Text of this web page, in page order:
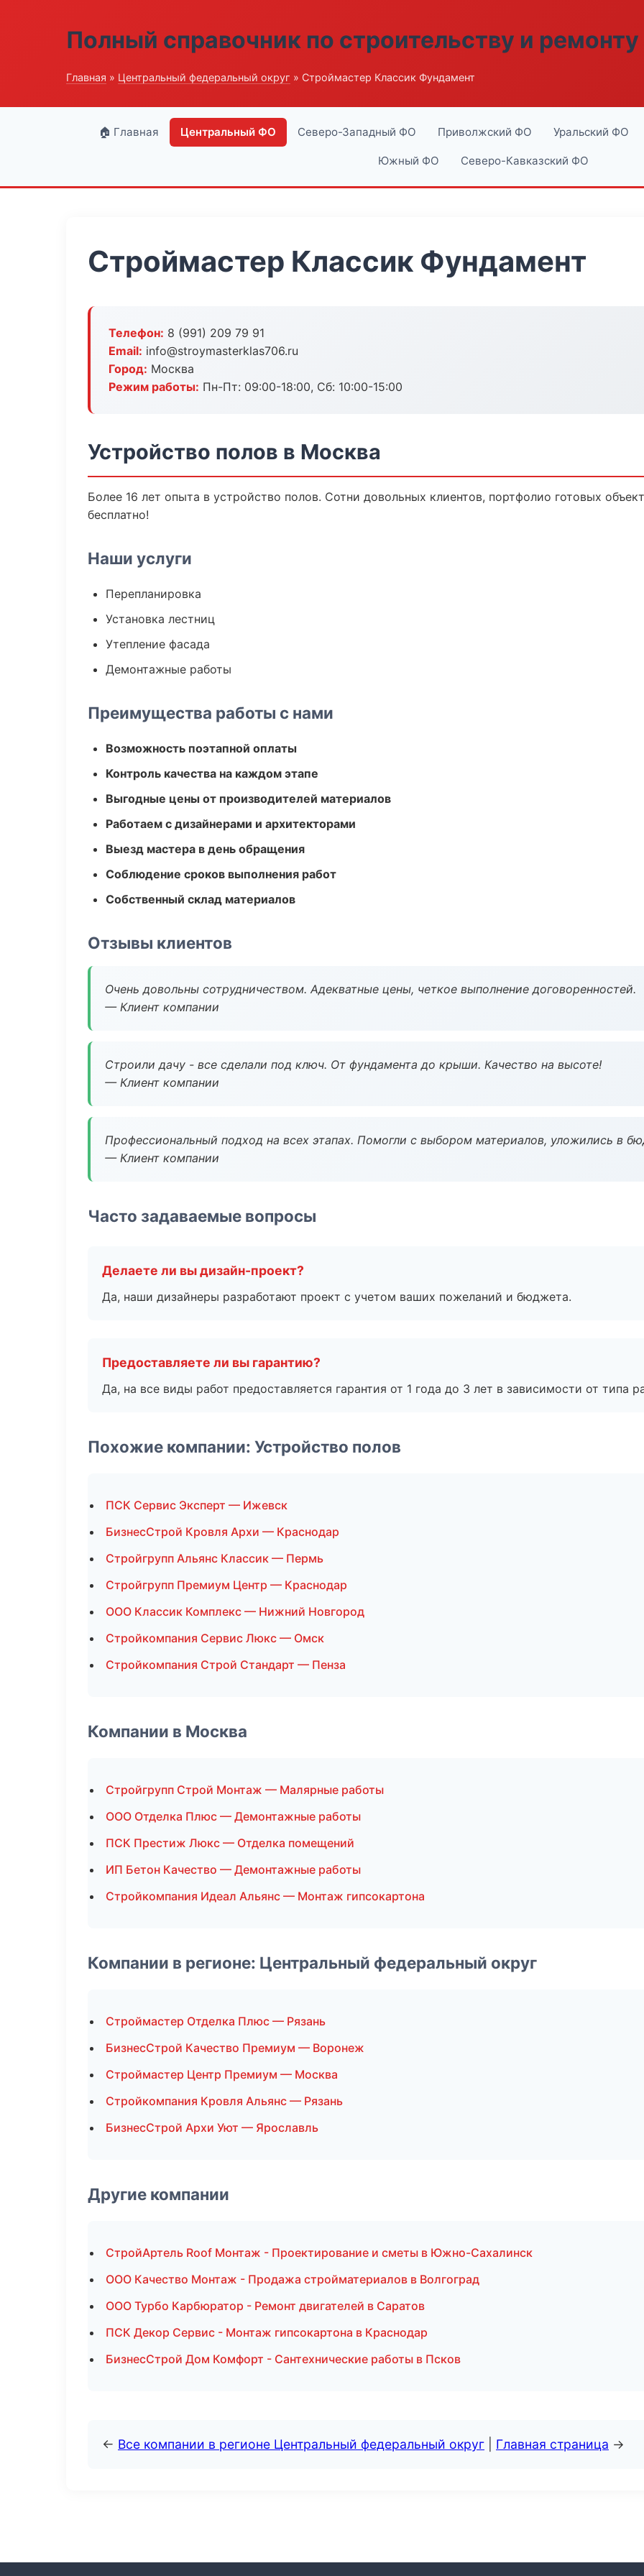
Полный справочник по строительству и ремонту
Главная » Центральный федеральный округ » Строймастер Классик Фундамент
🏠 Главная Центральный ФО Северо-Западный ФО Приволжский ФО Уральский ФО
Южный ФО Северо-Кавказский ФО
Строймастер Классик Фундамент
Телефон: 8 (991) 209 79 91
Email: info@stroymasterklas706.ru
Город: Москва
Режим работы: Пн-Пт: 09:00-18:00, Сб: 10:00-15:00
Устройство полов в Москва
Более 16 лет опыта в устройство полов. Сотни довольных клиентов, портфолио готовых
бесплатно!
Наши услуги
Перепланировка
Установка лестниц
Утепление фасада
Демонтажные работы
Преимущества работы с нами
Возможность поэтапной оплаты
Контроль качества на каждом этапе
Выгодные цены от производителей материалов
Работаем с дизайнерами и архитекторами
Выезд мастера в день обращения
Соблюдение сроков выполнения работ
Собственный склад материалов
Отзывы клиентов
Очень довольны сотрудничеством. Адекватные цены, четкое выполнение договоренностей.
— Клиент компании
Строили дачу - все сделали под ключ. От фундамента до крыши. Качество на высоте!
— Клиент компании
Профессиональный подход на всех этапах. Помогли с выбором материалов, уложились в
— Клиент компании
Часто задаваемые вопросы
Делаете ли вы дизайн-проект?
Да, наши дизайнеры разработают проект с учетом ваших пожеланий и бюджета.
Предоставляете ли вы гарантию?
Да, на все виды работ предоставляется гарантия от 1 года до 3 лет в зависимости от типа
Похожие компании: Устройство полов
ПСК Сервис Эксперт — Ижевск
БизнесСтрой Кровля Архи — Краснодар
Стройгрупп Альянс Классик — Пермь
Стройгрупп Премиум Центр — Краснодар
ООО Классик Комплекс — Нижний Новгород
Стройкомпания Сервис Люкс — Омск
Стройкомпания Строй Стандарт — Пенза
Компании в Москва
Стройгрупп Строй Монтаж — Малярные работы
ООО Отделка Плюс — Демонтажные работы
ПСК Престиж Люкс — Отделка помещений
ИП Бетон Качество — Демонтажные работы
Стройкомпания Идеал Альянс — Монтаж гипсокартона
Компании в регионе: Центральный федеральный округ
Строймастер Отделка Плюс — Рязань
БизнесСтрой Качество Премиум — Воронеж
Строймастер Центр Премиум — Москва
Стройкомпания Кровля Альянс — Рязань
БизнесСтрой Архи Уют — Ярославль
Другие компании
СтройАртель Roof Монтаж - Проектирование и сметы в Южно-Сахалинск
ООО Качество Монтаж - Продажа стройматериалов в Волгоград
ООО Турбо Карбюратор - Ремонт двигателей в Саратов
ПСК Декор Сервис - Монтаж гипсокартона в Краснодар
БизнесСтрой Дом Комфорт - Сантехнические работы в Псков
← Все компании в регионе Центральный федеральный округ Главная страница →